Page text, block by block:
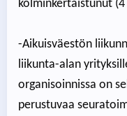
kolminkertaistunut (4
-Aikuisväestön
liikunta-alan
organisoinnissa on
perustuvaa